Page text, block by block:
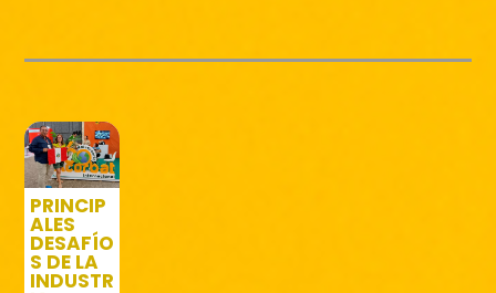
PRINCIP
ALES
DESAFÍO
S DE LA
INDUSTR